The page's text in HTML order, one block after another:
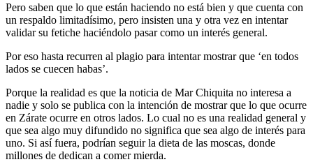
Pero saben que lo que están haciendo no está bien y que cuenta con
un respaldo limitadísimo, pero insisten una y otra vez en intentar
validar su fetiche haciéndolo pasar como un interés general.
Por eso hasta recurren al plagio para intentar mostrar que ‘en todos
lados se cuecen habas’.
Porque la realidad es que la noticia de Mar Chiquita no interesa a
nadie y solo se publica con la intención de mostrar que lo que ocurre
en Zárate ocurre en otros lados. Lo cual no es una realidad general y
que sea algo muy difundido no significa que sea algo de interés para
uno. Si así fuera, podrían seguir la dieta de las moscas, donde
millones de dedican a comer mierda.